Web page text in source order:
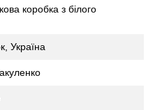
коробка з білого
Україна